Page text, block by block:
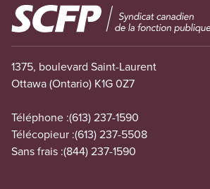
Image
1375, boulevard Saint-Laurent
Ottawa (Ontario) K1G 0Z7
Téléphone :(613) 237-1590
Télécopieur :(613) 237-5508
Sans frais :(844) 237-1590